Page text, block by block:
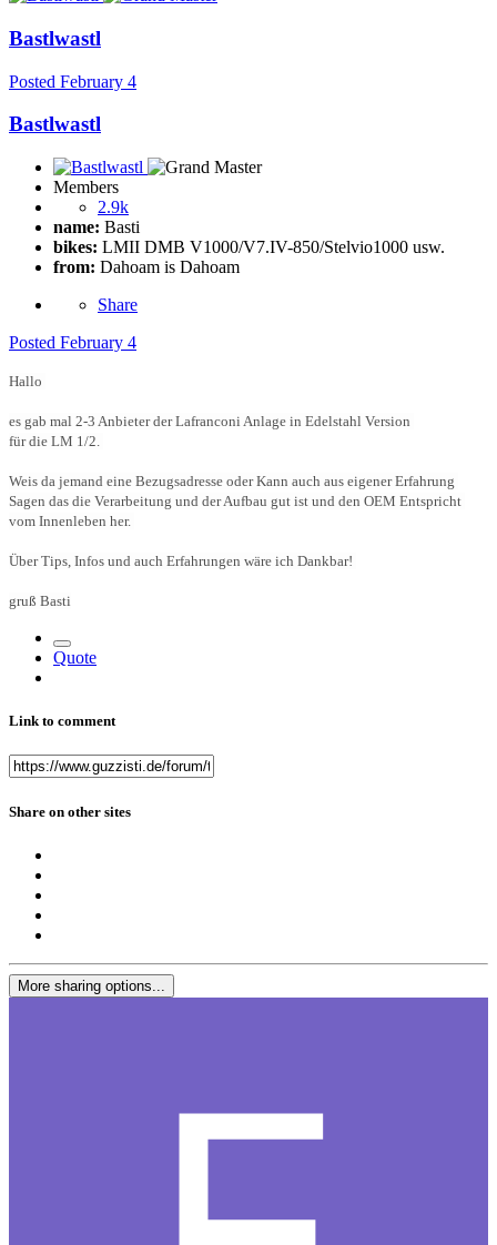
Bastlwastl
Posted February 4
Bastlwastl
Members
2.9k
name: Basti
bikes: LMII DMB V1000/V7.IV-850/Stelvio1000 usw.
from: Dahoam is Dahoam
Share
Posted February 4
Hallo
es gab mal 2-3 Anbieter der Lafranconi Anlage in Edelstahl Version
für die LM 1/2.
Weis da jemand eine Bezugsadresse oder Kann auch aus eigener Erfahrung
Sagen das die Verarbeitung und der Aufbau gut ist und den OEM Entspricht
vom Innenleben her.
Über Tips, Infos und auch Erfahrungen wäre ich Dankbar!
gruß Basti
Quote
Link to comment
Share on other sites
More sharing options...